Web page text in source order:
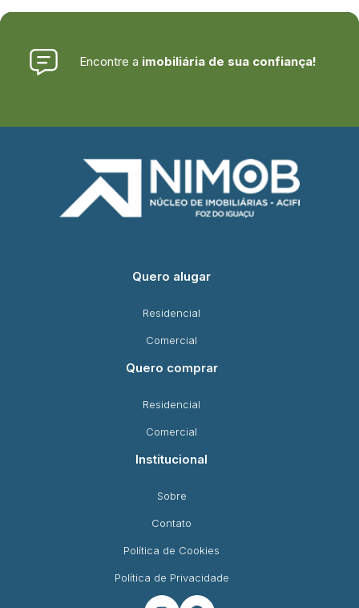
Encontre a imobiliária de sua confiança!
Quero alugar
Residencial
Comercial
Quero comprar
Residencial
Comercial
Institucional
Sobre
Contato
Política de Cookies
Política de Privacidade